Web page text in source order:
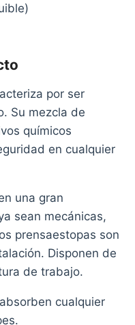
por ser
Su mezcla de
químicos
en cualquier
una gran
sean mecánicas,
prensaestopas son
Disponen de
de trabajo.
cualquier